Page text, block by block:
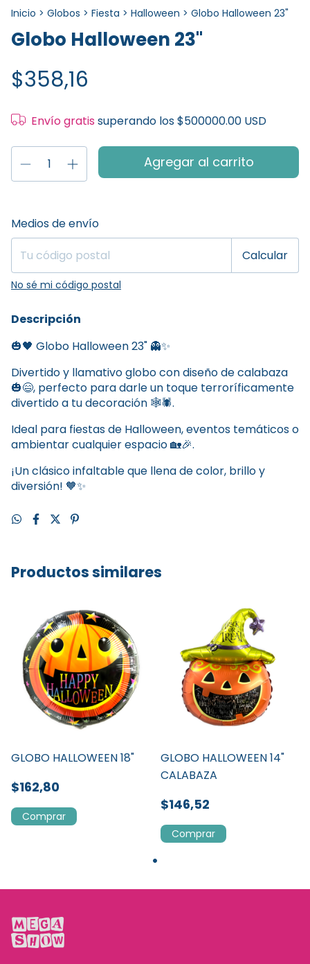
Inicio > Globos > Fiesta > Halloween > Globo Halloween 23"
Globo Halloween 23"
$358,16
Envío gratis superando los$500000.00 USD
Entregas para el CP:
Medios de envío
Calcular
No sé mi código postal
Descripción
🎃🖤 Globo Halloween 23" 👻✨
Divertido y llamativo globo con diseño de calabaza
🎃😄, perfecto para darle un toque terroríficamente
divertido a tu decoración 🕸️🕷️.
Ideal para fiestas de Halloween, eventos temáticos o
ambientar cualquier espacio 🏡🎉.
¡Un clásico infaltable que llena de color, brillo y
diversión! 🧡✨
Productos similares
GLOBO HALLOWEEN 18"
$162,80
GLOBO HALLOWEEN 14"
CALABAZA
$146,52